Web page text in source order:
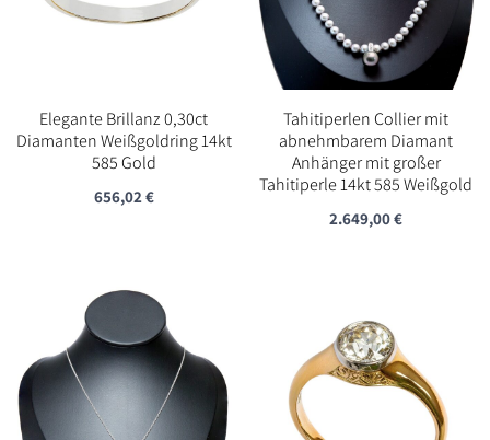
Elegante Brillanz 0,30ct
Diamanten Weißgoldring 14kt
585 Gold
656,02€
Tahitiperlen Collier mit
abnehmbarem Diamant
Anhänger mit großer
Tahitiperle 14kt 585 Weißgold
2.649,00€